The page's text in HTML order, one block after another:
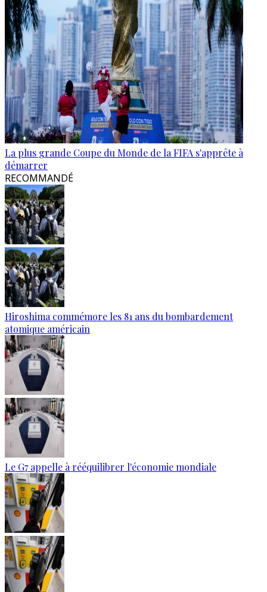
La plus grande Coupe du Monde de la FIFA s'apprête à
démarrer
RECOMMANDÉ
Hiroshima commémore les 81 ans du bombardement
atomique américain
Le G7 appelle à rééquilibrer l'économie mondiale